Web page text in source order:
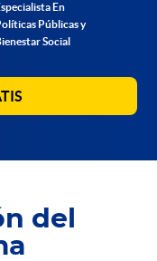
En
Públicas y
Social
del